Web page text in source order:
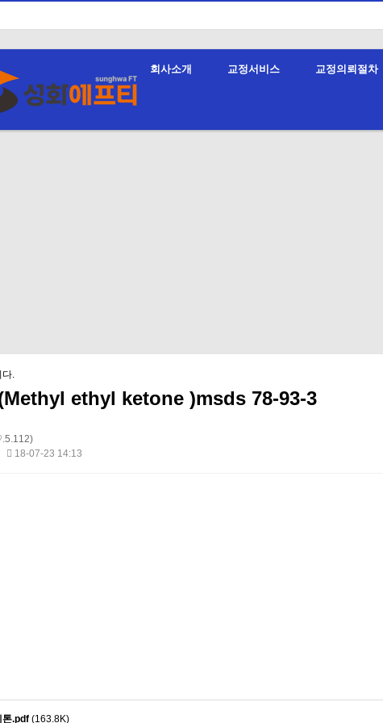
인기검색어 4700123 4700123123
회사소개 교정서비스 교정의뢰절차
다.
ethyl ketone )msds 78-93-3
18-07-23 14:13
톤.pdf (163.8K)